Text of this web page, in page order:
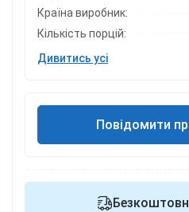
Країна виробник:
Кількість порцій:
Дивитись усі
Повідомити